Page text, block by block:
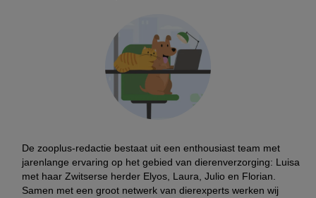
De zooplus-redactie bestaat uit een enthousiast team met
jarenlange ervaring op het gebied van dierenverzorging: Luisa
met haar Zwitserse herder Elyos, Laura, Julio en Florian.
Samen met een groot netwerk van dierexperts werken wij